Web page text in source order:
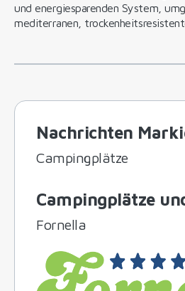
und energiesparenden System,
mediterranen,
Nachrichten
Campingplätze
Campingplätze
Fornella